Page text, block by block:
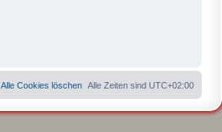
Alle Zeiten sind UTC+02:00
Alle Cookies löschen